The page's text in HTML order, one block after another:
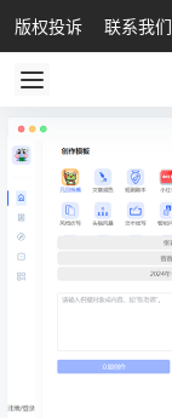
版权投诉 联系我们